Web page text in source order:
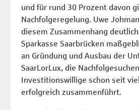
und für rund 30 Prozent davon
Nachfolgeregelung. Uwe
diesem Zusammenhang
Sparkasse Saarbrücken
an Gründung und Ausbau der
SaarLorLux, die
Investitionswillige schon seit
erfolgreich zusammenführt.